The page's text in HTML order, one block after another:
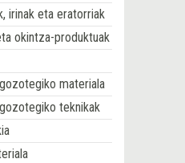
irinak eta eratorriak
okintza-produktuak
materiala
teknikak